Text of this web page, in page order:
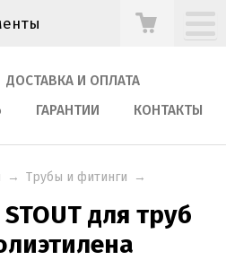
ДОСТАВКА И ОПЛАТА
ГАРАНТИИ КОНТАКТЫ
→ Трубы и фитинги →
для труб